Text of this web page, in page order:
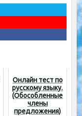
Онлайн тест по
русскому языку.
(Обособленные
члены
предложения)